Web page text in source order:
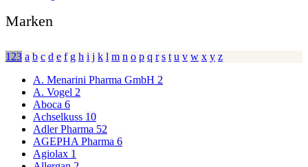
Marken
123 a b c d e f g h i j k l m n o p q r s t u v w x y z
A. Menarini Pharma GmbH 2
A. Vogel 2
Aboca 6
Achselkuss 10
Adler Pharma 52
AGEPHA Pharma 6
Agiolax 1